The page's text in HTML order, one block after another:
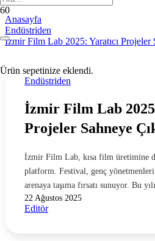
Ürün sepetinize eklendi.
Anasayfa
Endüstriden
İzmir Film Lab 2025: Yaratıcı Projeler
Endüstriden
İzmir Film Lab
Projeler Sahneye
İzmir Film Lab, kısa film üretimine
platform. Festival, genç
arenaya taşıma fırsatı sunuyor. Bu
22 Ağustos 2025
Editör